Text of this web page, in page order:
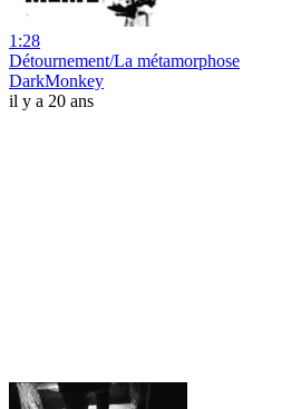
1:28
Détournement/La métamorphose
DarkMonkey
il y a 20 ans